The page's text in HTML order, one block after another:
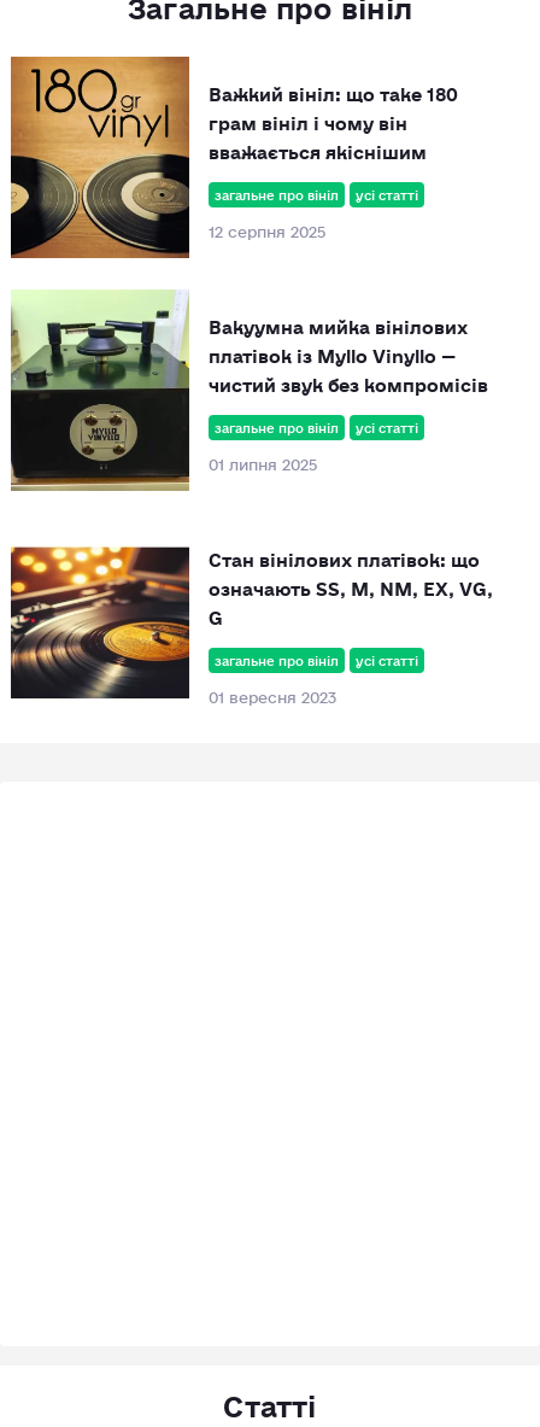
загальне про вініл усі статті
12 серпня 2025
Важкий вініл: що таке 180
грам вініл і чому він
вважається якіснішим
загальне про вініл усі статті
01 липня 2025
Вакуумна мийка вінілових
платівок із Myllo Vinyllo —
чистий звук без компромісів
загальне про вініл усі статті
01 вересня 2023
Стан вінілових платівок: що
означають SS, M, NM, EX, VG,
G
Статті